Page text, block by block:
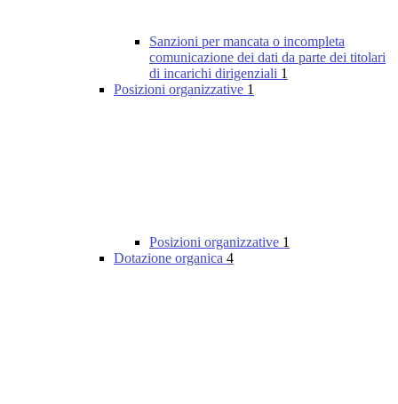
Sanzioni per mancata o incompleta
comunicazione dei dati da parte dei titolari
di incarichi dirigenziali 1
Posizioni organizzative 1
Posizioni organizzative 1
Dotazione organica 4